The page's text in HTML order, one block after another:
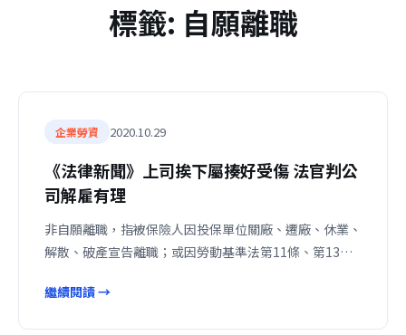
標籤: 自願離職
企業勞資 2020.10.29
《法律新聞》上司挨下屬揍好受傷 法官判公
司解雇有理
非自願離職，指被保險人因投保單位關廠、遷廠、休業、
解散、破產宣告離職；或因勞動基準法第11條、第13…
繼續閱讀 →